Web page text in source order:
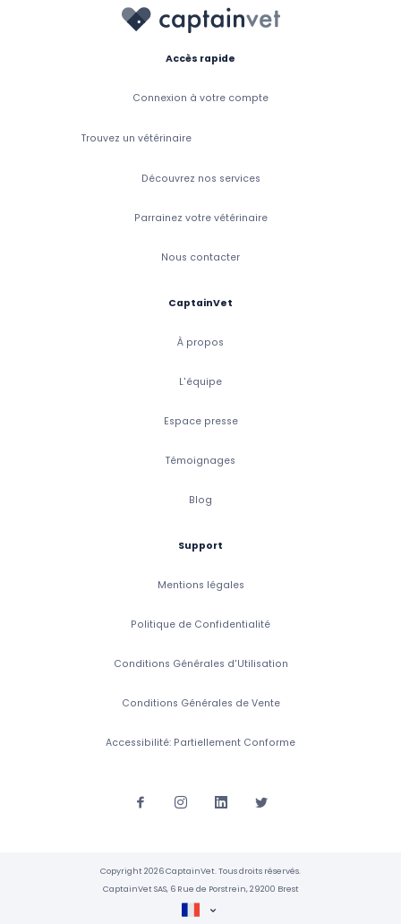
Accès rapide
Connexion à votre compte
Trouvez un vétérinaire
Découvrez nos services
Parrainez votre vétérinaire
Nous contacter
CaptainVet
À propos
L'équipe
Espace presse
Témoignages
Blog
Support
Mentions légales
Politique de Confidentialité
Conditions Générales d'Utilisation
Conditions Générales de Vente
Accessibilité: Partiellement Conforme
Copyright 2026 CaptainVet. Tous droits réservés.
CaptainVet SAS, 6 Rue de Porstrein, 29200 Brest